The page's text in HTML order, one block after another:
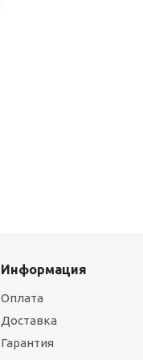
Информация
Оплата
Доставка
Гарантия